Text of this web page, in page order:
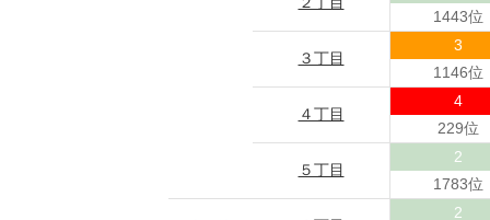
1443位
３丁目
3
1146位
４丁目
4
229位
５丁目
2
1783位
2